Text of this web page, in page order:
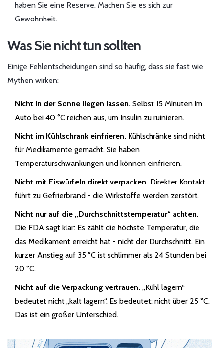
haben Sie eine Reserve. Machen Sie es sich zur
Gewohnheit.
Was Sie nicht tun sollten
Einige Fehlentscheidungen sind so häufig, dass sie fast wie
Mythen wirken:
Nicht in der Sonne liegen lassen. Selbst 15 Minuten im
Auto bei 40 °C reichen aus, um Insulin zu ruinieren.
Nicht im Kühlschrank einfrieren. Kühlschränke sind nicht
für Medikamente gemacht. Sie haben
Temperaturschwankungen und können einfrieren.
Nicht mit Eiswürfeln direkt verpacken. Direkter Kontakt
führt zu Gefrierbrand - die Wirkstoffe werden zerstört.
Nicht nur auf die „Durchschnittstemperatur“ achten.
Die FDA sagt klar: Es zählt die höchste Temperatur, die
das Medikament erreicht hat - nicht der Durchschnitt. Ein
kurzer Anstieg auf 35 °C ist schlimmer als 24 Stunden bei
20 °C.
Nicht auf die Verpackung vertrauen. „Kühl lagern“
bedeutet nicht „kalt lagern“. Es bedeutet: nicht über 25 °C.
Das ist ein großer Unterschied.